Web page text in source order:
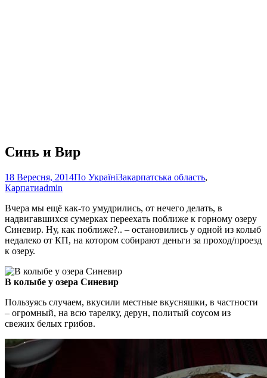
Синь и Вир
18 Вересня, 2014По УкраїніЗакарпатська область,
Карпатиadmin
Вчера мы ещё как-то умудрились, от нечего делать, в
надвигавшихся сумерках переехать поближе к горному озеру
Синевир. Ну, как поближе?.. – остановились у одной из колыб
недалеко от КП, на котором собирают деньги за проход/проезд
к озеру.
В колыбе у озера Синевир
Пользуясь случаем, вкусили местные вкусняшки, в частности
– огромный, на всю тарелку, дерун, политый соусом из
свежих белых грибов.